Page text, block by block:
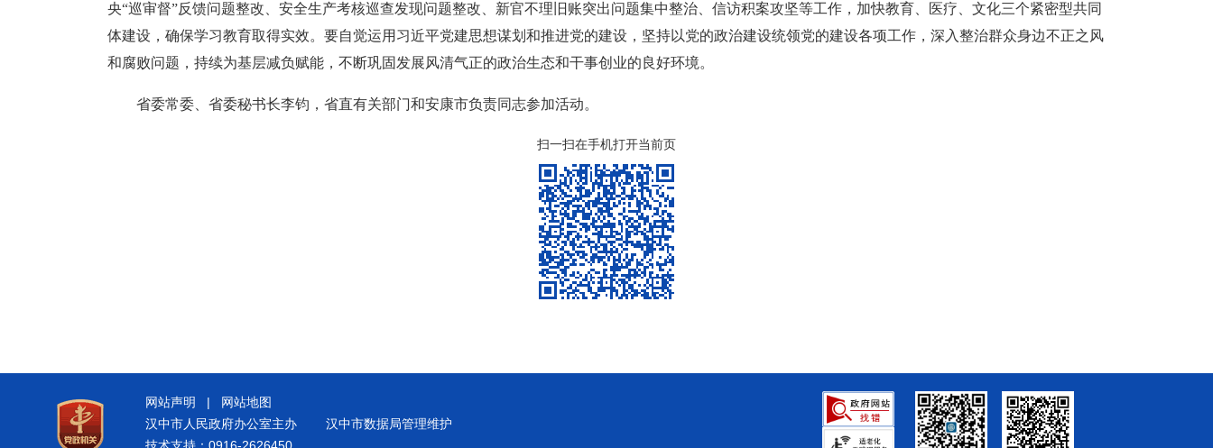
央“巡审督”反馈问题整改、安全生产考核巡查发现问题整改、新官不理旧账突出问题集中整治、信访积案攻坚等工作，加快教育、医疗、文化三个紧密型共同
体建设，确保学习教育取得实效。要自觉运用习近平党建思想谋划和推进党的建设，坚持以党的政治建设统领党的建设各项工作，深入整治群众身边不正之风
和腐败问题，持续为基层减负赋能，不断巩固发展风清气正的政治生态和干事创业的良好环境。
省委常委、省委秘书长李钧，省直有关部门和安康市负责同志参加活动。
扫一扫在手机打开当前页
网站声明 |
网站地图
汉中市人民政府办公室主办
汉中市数据局管理维护